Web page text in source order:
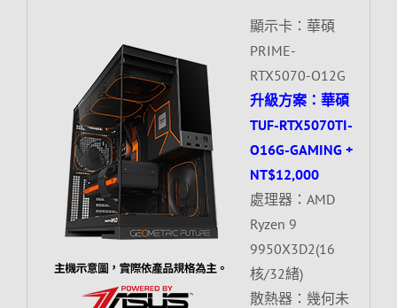
顯示卡：華碩
PRIME-
RTX5070-O12G
升級方案：華碩
TUF-RTX5070TI-
O16G-GAMING +
NT$12,000
處理器：AMD
Ryzen 9
9950X3D2(16
核/32緒)
散熱器：幾何未